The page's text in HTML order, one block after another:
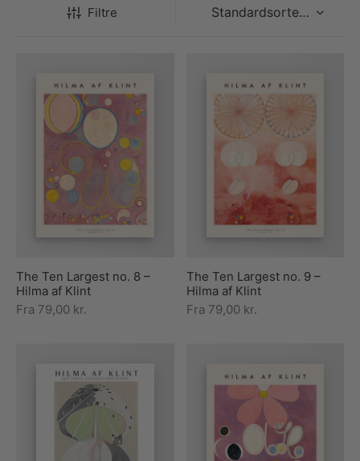
Filtre
The Ten Largest no. 8 –
Hilma af Klint
Fra 79,00 kr.
The Ten Largest no. 9 –
Hilma af Klint
Fra 79,00 kr.